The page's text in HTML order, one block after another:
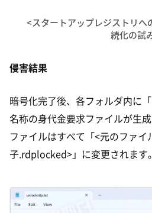
<スタートアップレジストリへ
続化の試
侵害結果
暗号化完了後、各フォルダ内に
名称の身代金要求ファイルが生
ファイルはすべて「<元のファイ
子.rdplocked>」に変更されます。